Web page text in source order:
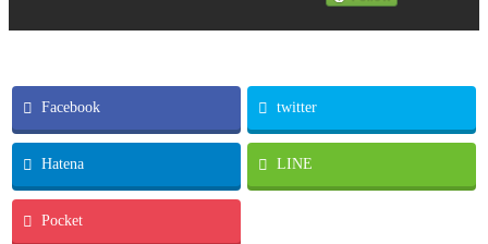
Facebook twitter
Hatena LINE
Pocket